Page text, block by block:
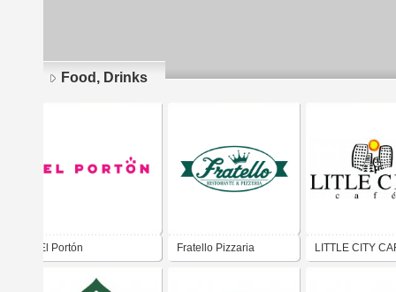
Food, Drinks
El Portón Fratello Pizzaria LITTLE CITY